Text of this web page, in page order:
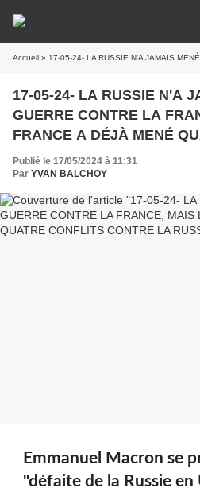
Accueil » 17-05-24- LA RUSSIE N'A JAMAIS MENÉ DE GUERRE CONTRE LA FRANCE,
17-05-24- LA RUSSIE N'A
GUERRE CONTRE LA
FRANCE A DÉJÀ MENÉ
CONTRE LA RUSSIE
Publié le 17/05/2024 à 11:31
Par YVAN BALCHOY
Emmanuel Macron se
"défaite de la Russie en